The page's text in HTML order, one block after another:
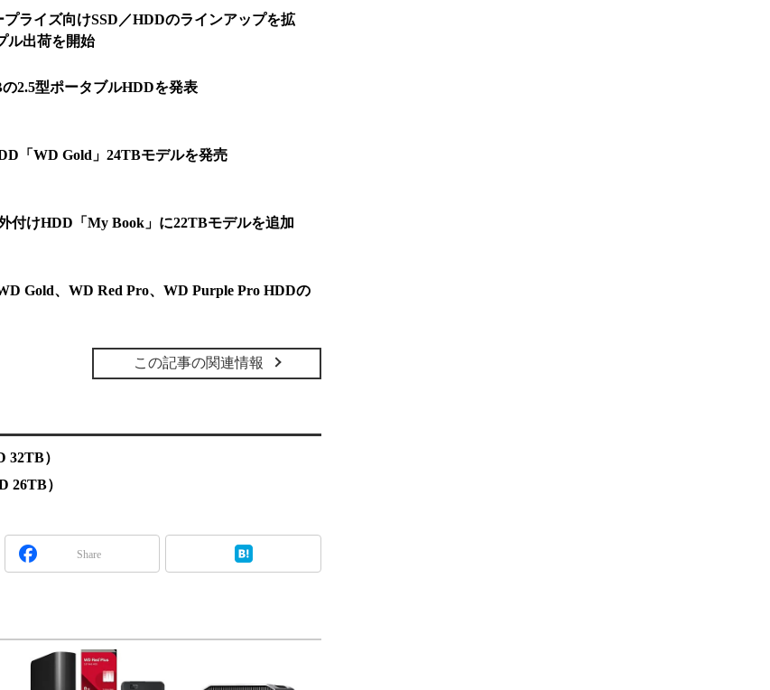
ライズ向けSSD／HDDのラインアップを拡
ル出荷を開始
2.5型ポータブルHDDを発表
「WD Gold」24TBモデルを発売
付けHDD「My Book」に22TBモデルを追加
Gold、WD Red Pro、WD Purple Pro HDDの
この記事の関連情報
）
26TB）
Share